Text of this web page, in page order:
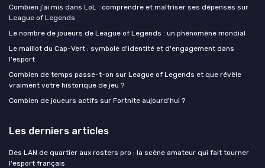
Combien j’ai mis dans LoL : comprendre et maîtriser ses dépenses sur
League of Legends
Le nombre de joueurs de League of Legends : un phénomène mondial
Le maillot du Cap-Vert : symbole d'identité et d'engagement dans
l'esport
Combien de temps passe-t-on sur League of Legends et que révèle
vraiment votre historique de jeu ?
Combien de joueurs actifs sur Fortnite aujourd'hui ?
Les derniers articles
Des LAN de quartier aux rosters pro : la scène amateur qui fait tourner
l'esport français